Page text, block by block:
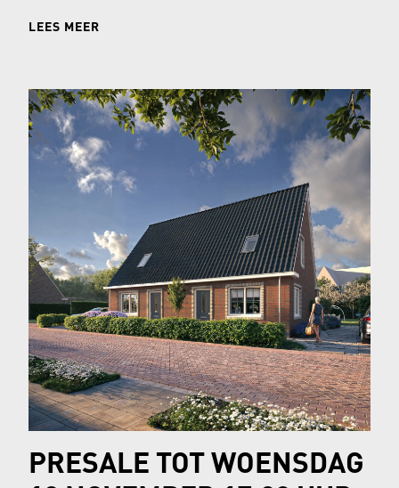
Dat gaat heel eenvoudig; bekijk eerst alle
accountomgeving. Je kunt je inschrijven tot
woensdag 10 december 12.00 uur.
LEES MEER
PRESALE TOT WOENSDAG